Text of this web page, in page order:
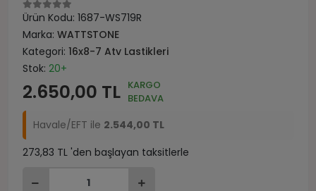
Ürün Kodu: 1687-WS719R
Marka: WATTSTONE
Kategori: 16x8-7 Atv Lastikleri
Stok: 20+
2.650,00 TL KARGO
BEDAVA
Havale/EFT ile 2.544,00 TL
273,83 TL 'den başlayan taksitlerle